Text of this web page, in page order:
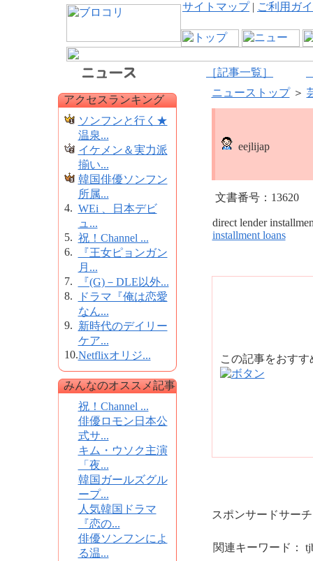
サイトマップ| ご利用ガ
［記事一覧］
アクセスランキング
ソンフンと行く★
温泉...
イケメン＆実力派
揃い...
韓国俳優ソンフン
所属...
4. WEi 、日本デビ
ュ...
5. 祝！Channel ...
6.
『王女ピョンガン
月...
7.
『(G)－DLE以外...
8.
ドラマ『俺は恋愛
なん...
9. 新時代のデイリー
ケア...
10.Netflixオリジ...
みんなのオススメ記事
祝！Channel ...
俳優ロモン日本公
式サ...
キム・ウソク主演
「夜...
韓国ガールズグル
ープ...
人気韓国ドラマ
『恋の...
俳優ソンフンによ
る温...
ニューストップ＞
eejlijap
文書番号：13620
direct lender
installment loans
この記事をおす
スポンサードサーチ
関連キーワード：